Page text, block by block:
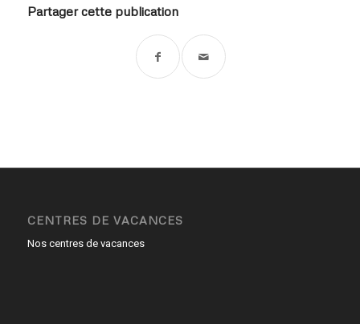
Partager cette publication
CENTRES DE VACANCES
Nos centres de vacances